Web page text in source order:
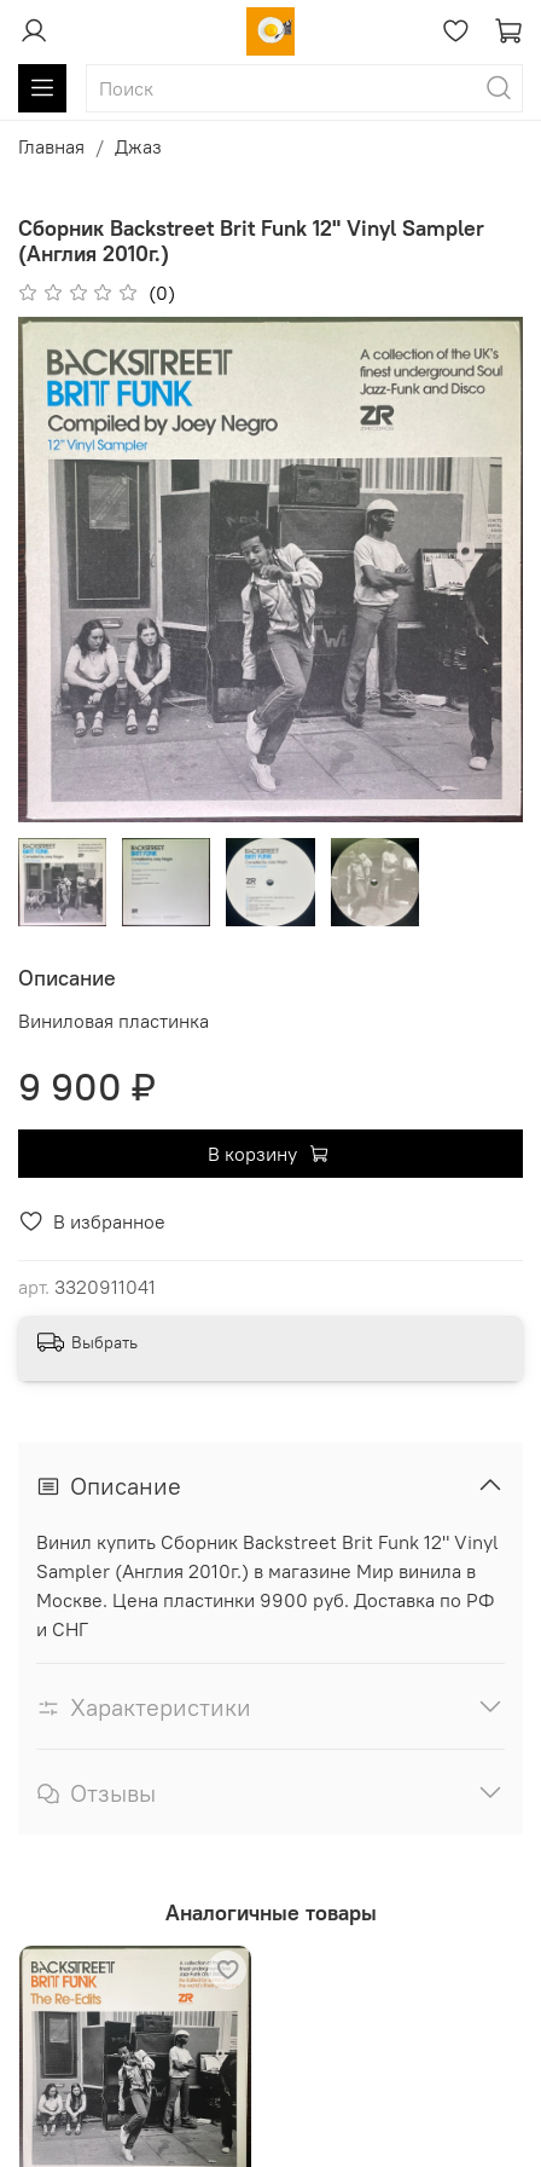
Главная Джаз
Сборник Backstreet Brit Funk 12" Vinyl Sampler
(Англия 2010г.)
(0)
В избранное
арт. 3320911041
Описание
Виниловая пластинка
9 900 ₽
В корзину
Выбрать
Описание
Винил купить Сборник Backstreet Brit Funk 12" Vinyl
Sampler (Англия 2010г.) в магазине Мир винила в
Москве. Цена пластинки 9900 руб. Доставка по РФ
и СНГ
Характеристики
Отзывы
Аналогичные товары